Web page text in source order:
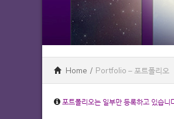
Home / Portfolio – 포트폴리오
포트폴리오는 일부만 등록하고 있습